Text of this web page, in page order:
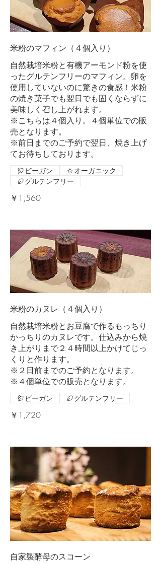
米粉のマフィン（４個入り）
自然栽培米粉と有機アーモンド粉を使
ったグルテンフリーのマフィン。卵を
使用していないのに驚きの食感！米粉
の焼き菓子でも翌日でも固くならずに
美味しく召し上がれます。
※こちらは４個入り。４個単位での販
売となります。
※前日までのご予約で翌日、焼き上げ
てお待ちしております。
￥1,560
ビーガン
オーガニック
グルテンフリー
米粉のカヌレ（４個入り）
自然栽培米粉とお豆腐で作るもっちり
かっちりのカヌレです。仕込みから焼
き上がりまで２４時間以上かけてじっ
くりと作ります。
※２日前までのご予約となります。
※４個単位での販売となります。
￥1,720
ビーガン グルテンフリー
自家製酵母のスコーン